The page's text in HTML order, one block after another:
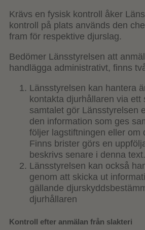
Krävs en fysisk kontroll åker
kontroll på plats används den
fram för respektive djurslag.
Bedömer Länsstyrelsen att
handlägga administrativt, finns
Länsstyrelsen kan hantera
kontakta djurhållaren via ett
samtalet gör Länsstyrelsen
den information som ges
följer lagstiftningen eller om
Finns brister görs en
beskrivs senare i denna text.
Länsstyrelsen kan också
genom att skicka ut
gällande
djurhållaren
Kontroll efter anmälan från slakteri